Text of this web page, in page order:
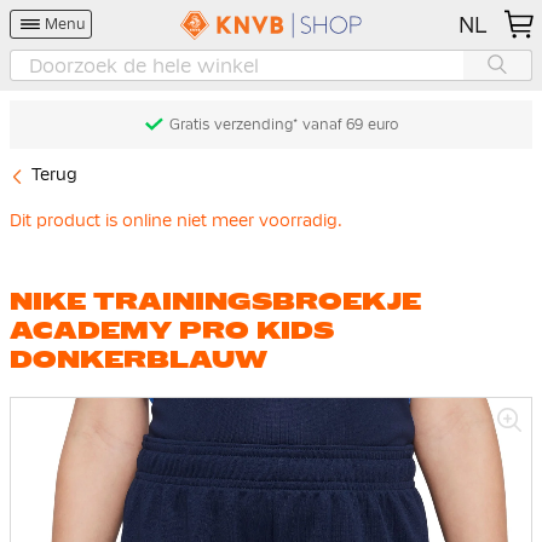
Menu NL
Gratis verzending* vanaf 69 euro
Terug
Dit product is online niet meer voorradig.
NIKE TRAININGSBROEKJE
ACADEMY PRO KIDS
DONKERBLAUW
afbeeldingen-